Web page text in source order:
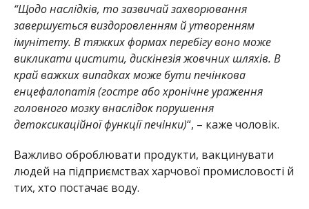
“Щодо наслідків, то зазвичай захворювання
завершується виздоровленням й утворенням
імунітету. В тяжких формах перебігу воно може
викликати цистити, дискінезія жовчних шляхів. В
край важких випадках може бути печінкова
енцефалопатія (гостре або хронічне ураження
головного мозку внаслідок порушення
детоксикаційної функції печінки)“, – каже чоловік.
Важливо оброблювати продукти, вакцинувати
людей на підприємствах харчової промисловості й
тих, хто постачає воду.